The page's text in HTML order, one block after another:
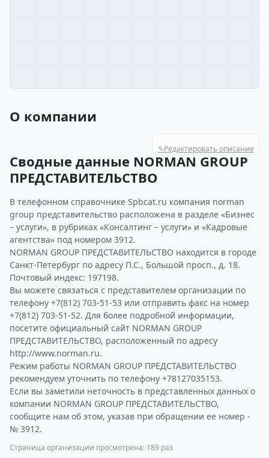
О компании
✎Редактировать описание
Сводные данные NORMAN GROUP
ПРЕДСТАВИТЕЛЬСТВО
В телефонном справочнике Spbcat.ru компания norman
group представительство расположена в разделе «Бизнес
– услуги», в рубриках «Консалтинг – услуги» и «Кадровые
агентства» под номером 3912.
NORMAN GROUP ПРЕДСТАВИТЕЛЬСТВО находится в городе
Санкт-Петербург по адресу П.С., Большой просп., д. 18.
Почтовый индекс: 197198.
Вы можете связаться с представителем организации по
телефону +7(812) 703-51-53 или отправить факс на номер
+7(812) 703-51-52. Для более подробной информации,
посетите официальный сайт NORMAN GROUP
ПРЕДСТАВИТЕЛЬСТВО, расположенный по адресу
http://www.norman.ru.
Режим работы NORMAN GROUP ПРЕДСТАВИТЕЛЬСТВО
рекомендуем уточнить по телефону +78127035153.
Если вы заметили неточность в представленных данных о
компании NORMAN GROUP ПРЕДСТАВИТЕЛЬСТВО,
сообщите нам об этом, указав при обращении ее номер -
№ 3912.
Страница организации просмотрена: 189 раз